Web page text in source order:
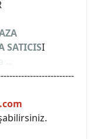
SATICISI